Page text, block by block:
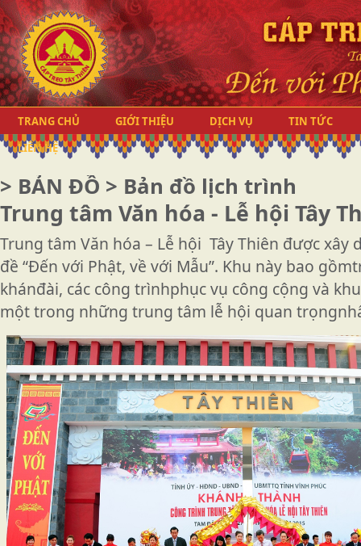
TRANG CHỦ GIỚI THIỆU DỊCH VỤ
TIN TỨC
LIÊN HỆ
> BẢN ĐỒ > Bản đồ lịch trình
Trung tâm Văn hóa - Lễ hội Tây
Trung tâm Văn hóa – Lễ hội Tây Thiên được xây
đề “Đến với Phật, về với Mẫu”. Khu này bao
khánđài, các công trìnhphục vụ công cộng và
một trong những trung tâm lễ hội quan